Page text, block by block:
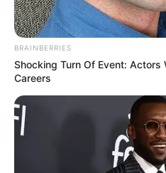
BRAINBERRIES
Shocking Turn Of Event: Actors
Careers